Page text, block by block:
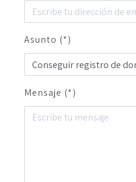
Asunto (*)
Mensaje (*)